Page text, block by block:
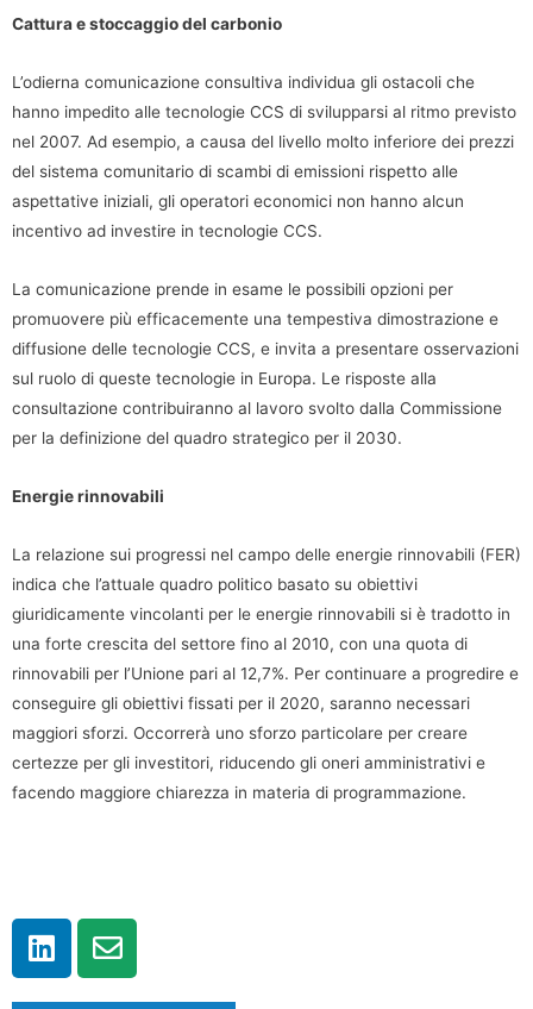
Cattura e stoccaggio del carbonio
L’odierna comunicazione consultiva individua gli ostacoli che
hanno impedito alle tecnologie CCS di svilupparsi al ritmo previsto
nel 2007. Ad esempio, a causa del livello molto inferiore dei prezzi
del sistema comunitario di scambi di emissioni rispetto alle
aspettative iniziali, gli operatori economici non hanno alcun
incentivo ad investire in tecnologie CCS.
La comunicazione prende in esame le possibili opzioni per
promuovere più efficacemente una tempestiva dimostrazione e
diffusione delle tecnologie CCS, e invita a presentare osservazioni
sul ruolo di queste tecnologie in Europa. Le risposte alla
consultazione contribuiranno al lavoro svolto dalla Commissione
per la definizione del quadro strategico per il 2030.
Energie rinnovabili
La relazione sui progressi nel campo delle energie rinnovabili (FER)
indica che l’attuale quadro politico basato su obiettivi
giuridicamente vincolanti per le energie rinnovabili si è tradotto in
una forte crescita del settore fino al 2010, con una quota di
rinnovabili per l’Unione pari al 12,7%. Per continuare a progredire e
conseguire gli obiettivi fissati per il 2020, saranno necessari
maggiori sforzi. Occorrerà uno sforzo particolare per creare
certezze per gli investitori, riducendo gli oneri amministrativi e
facendo maggiore chiarezza in materia di programmazione.